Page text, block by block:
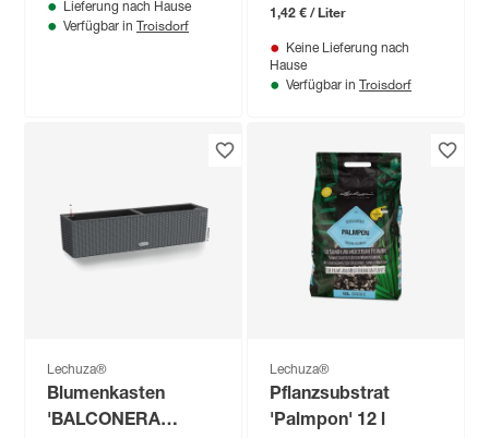
Lieferung nach Hause
Verfügbar in Troisdorf
1,42 € / Liter
Keine Lieferung nach
Hause
Verfügbar in Troisdorf
Lechuza®
Blumenkasten
'BALCONERA
Lechuza®
Pflanzsubstrat
'Palmpon' 12 l